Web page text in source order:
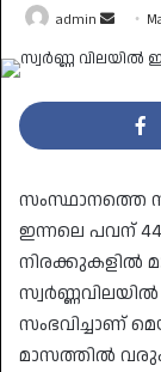
admin
Send
an
സംസ്ഥാനത്തെ
ഇന്നലെ പവന്
നിരക്കുകളിൽ
സംഭവിച്ചാണ്
മാസത്തിൽ